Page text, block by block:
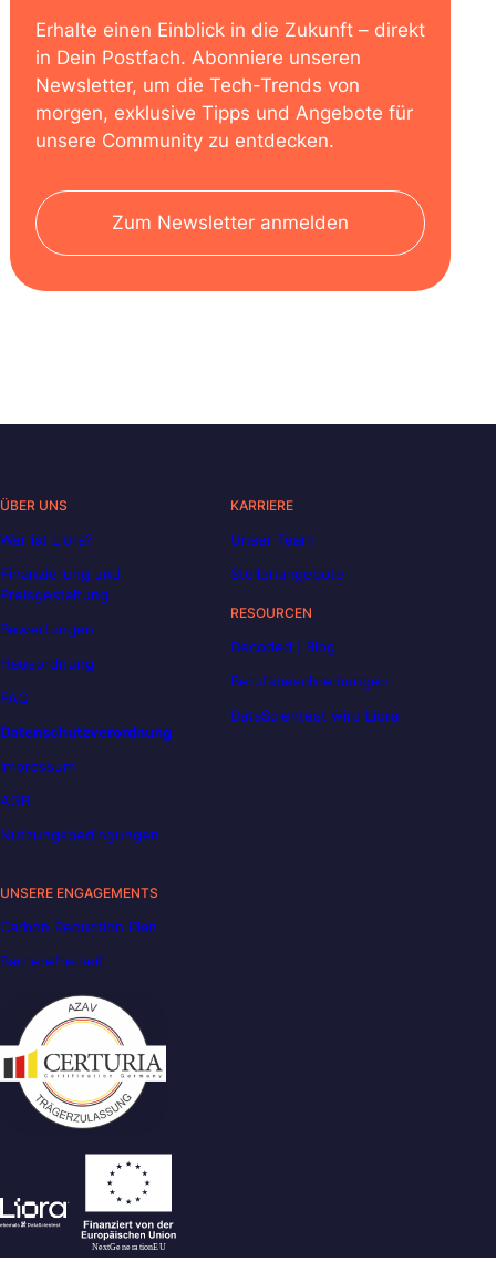
Erhalte einen Einblick in die Zukunft – direkt
in Dein Postfach. Abonniere unseren
Newsletter, um die Tech-Trends von
morgen, exklusive Tipps und Angebote für
unsere Community zu entdecken.
Zum Newsletter anmelden
ÜBER UNS
Wer ist Liora?
Finanzierung und
Preisgestaltung
Bewertungen
Hausordnung
FAQ
Datenschutzverordnung
Impressum
AGB
Nutzungsbedingungen
KARRIERE
Unser Team
Stellenangebote
RESOURCEN
Decoded | Blog
Berufsbeschreibungen
DataScientest wird Liora
UNSERE ENGAGEMENTS
Carbon Reduction Plan
Barrierefreiheit